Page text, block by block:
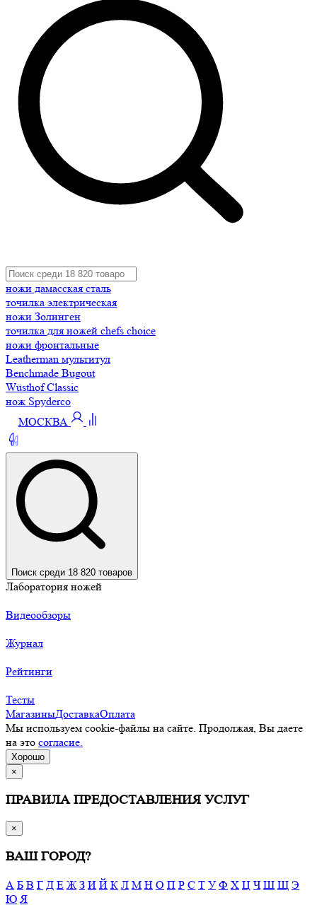
ножи дамасская сталь
точилка электрическая
ножи Золинген
точилка для ножей chefs choice
ножи фронтальные
Leatherman мультитул
Benchmade Bugout
Wüsthof Classic
нож Spyderco
МОСКВА
Поиск среди 18 820 товаров
Лаборатория ножей
Видеообзоры
Журнал
Рейтинги
Тесты
МагазиныДоставкаОплата
Мы используем cookie-файлы на сайте. Продолжая, Вы даете
на это согласие.
Хорошо
×
ПРАВИЛА ПРЕДОСТАВЛЕНИЯ УСЛУГ
×
ВАШ ГОРОД?
А Б В Г Д Е Ж З И Й К Л М Н О П Р С Т У Ф Х Ц Ч Ш Щ Э
Ю Я